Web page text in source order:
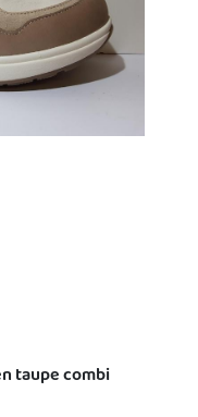
taupe combi